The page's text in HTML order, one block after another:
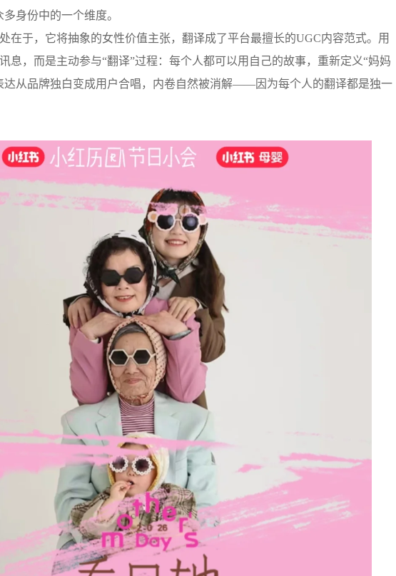
身份中的一个维度。
在于，它将抽象的女性价值主张，翻译成了平台最擅长的UGC内容范式。用
息，而是主动参与“翻译”过程：每个人都可以用自己的故事，重新定义“妈妈
达从品牌独白变成用户合唱，内卷自然被消解——因为每个人的翻译都是独一